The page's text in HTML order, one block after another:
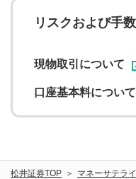
リスクおよび手
現物取引について
口座基本料について
松井証券TOP マネーサテラ